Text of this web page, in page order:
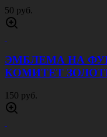
50 руб.
ЭМБЛЕМА НА
КОМИТЕТ
150 руб.